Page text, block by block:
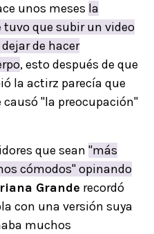
unos meses la
tuvo que subir un video
de hacer
, esto después de que
la actirz parecía que
causó "la preocupación"
que sean "más
cómodos" opinando
Grande recordó
con una versión suya
muchos